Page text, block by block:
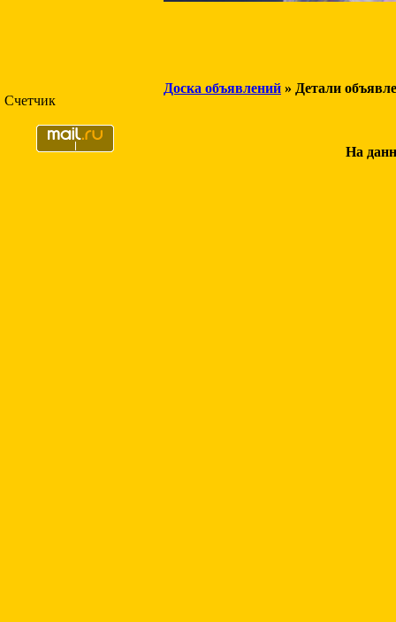
Счетчик
Доска объявлений » Детали
На